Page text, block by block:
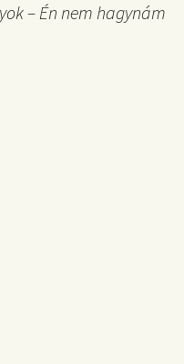
– Én nem hagynám